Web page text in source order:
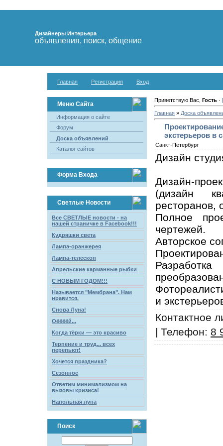
Дизайнеры Интерьера
объявления, поиск, общение
Главная Регистрация Вход
Меню Сайта
Информация о сайте
Форум
Доска объявлений
Каталог сайтов
Форма Входа
Светлые Новости
Все СВЕТЛЫЕ новости - на
нашей страничке в Facebook!!!
Кудряшки света
Лампа-оранжерея
Лампа-телескоп
Апрельские карманные рыбки
С НОВЫМ ГОДОМ!!!
Называется "Мембрана". Нам
нравится.
Снова Луна!
Оёёёёй...
Когда тёрки — это красиво
Терпение и труд... всех
перепьют!
Хочется праздника?
Сезонное
Ответим минимализмом на
вызовы кризиса!
Напольная луна
Поиск
Приветствую Вас, Гость·
Главная» Доска
экстерьеров в
Санкт-Петербург
Дизайн
Дизайн-
(дизайн
ресторанов,
Полное
чертежей.
Авторское
и
Контактное
| Телефон: 8